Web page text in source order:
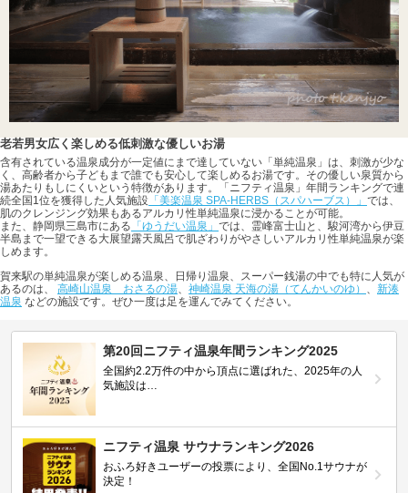
老若男女広く楽しめる低刺激な優しいお湯
含有されている温泉成分が一定値にまで達していない「単純温泉」は、刺激が少な
く、高齢者から子どもまで誰でも安心して楽しめるお湯です。その優しい泉質から
湯あたりもしにくいという特徴があります。「ニフティ温泉」年間ランキングで連
続全国1位を獲得した人気施設 「美楽温泉 SPA-HERBS（スパハーブス）」 では、
肌のクレンジング効果もあるアルカリ性単純温泉に浸かることが可能。
また、静岡県三島市にある 「ゆうだい温泉」 では、霊峰富士山と、駿河湾から伊豆
半島まで一望できる大展望露天風呂で肌ざわりがやさしいアルカリ性単純温泉が楽
しめます。
賀来駅の単純温泉が楽しめる温泉、日帰り温泉、スーパー銭湯の中でも特に人気が
あるのは、 高崎山温泉 おさるの湯、 神崎温泉 天海の湯（てんかいのゆ） 、 新湊
温泉 などの施設です。ぜひ一度は足を運んでみてください。
第20回ニフティ温泉年間ランキング2025
全国約2.2万件の中から頂点に選ばれた、2025年の人
気施設は…
ニフティ温泉 サウナランキング2026
おふろ好きユーザーの投票により、全国No.1サウナが
決定！